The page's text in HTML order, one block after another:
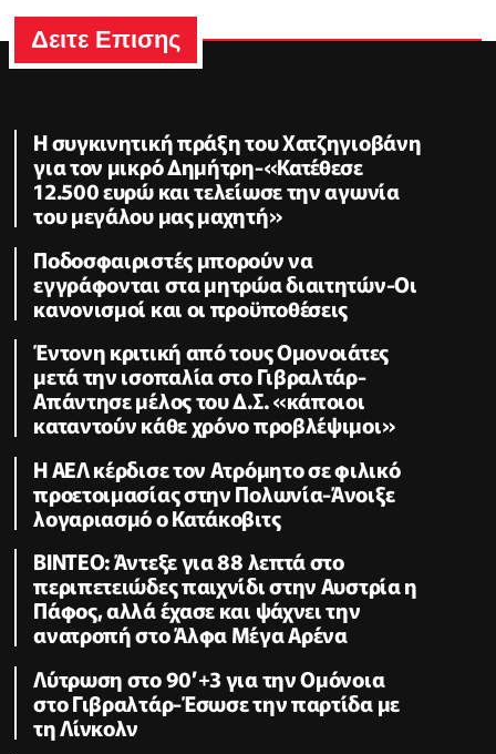
Δειτε Επισης
Η συγκινητική πράξη του Χατζηγιοβάνη
για τον μικρό Δημήτρη-«Κατέθεσε
12.500 ευρώ και τελείωσε την αγωνία
του μεγάλου μας μαχητή»
Ποδοσφαιριστές μπορούν να
εγγράφονται στα μητρώα διαιτητών-Οι
κανονισμοί και οι προϋποθέσεις
Έντονη κριτική από τους Ομονοιάτες
μετά την ισοπαλία στο Γιβραλτάρ-
Απάντησε μέλος του Δ.Σ. «κάποιοι
καταντούν κάθε χρόνο προβλέψιμοι»
Η ΑΕΛ κέρδισε τον Ατρόμητο σε φιλικό
προετοιμασίας στην Πολωνία-Άνοιξε
λογαριασμό ο Κατάκοβιτς
ΒΙΝΤΕΟ: Άντεξε για 88 λεπτά στο
περιπετειώδες παιχνίδι στην Αυστρία η
Πάφος, αλλά έχασε και ψάχνει την
ανατροπή στο Άλφα Μέγα Αρένα
Λύτρωση στο 90’+3 για την Ομόνοια
στο Γιβραλτάρ-Έσωσε την παρτίδα με
τη Λίνκολν